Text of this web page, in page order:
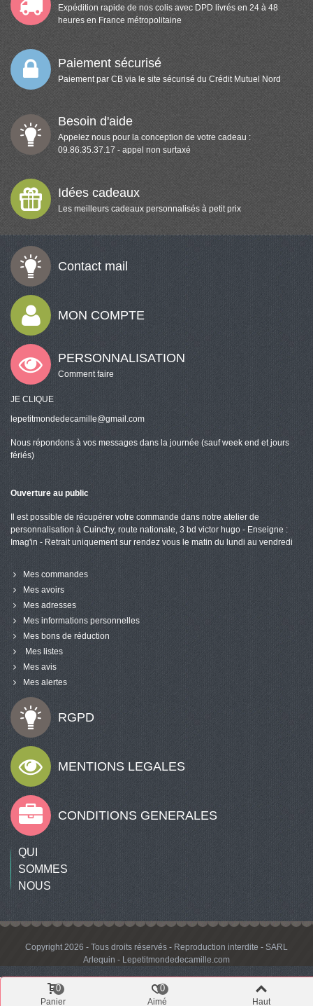
Expédition rapide de nos colis avec DPD livrés en 24 à 48
heures en France métropolitaine
Paiement sécurisé
Paiement par CB via le site sécurisé du Crédit Mutuel Nord
Besoin d'aide
Appelez nous pour la conception de votre cadeau :
09.86.35.37.17 - appel non surtaxé
Idées cadeaux
Les meilleurs cadeaux personnalisés à petit prix
Contact mail
MON COMPTE
PERSONNALISATION
Comment faire
JE CLIQUE
RGPD
MENTIONS LEGALES
CONDITIONS GENERALES
QUI
SOMMES
NOUS
lepetitmondedecamille@gmail.com
Nous répondons à vos messages dans la journée (sauf week end et jours
fériés)
Ouverture au public
Il est possible de récupérer votre commande dans notre atelier de
personnalisation à Cuinchy, route nationale, 3 bd victor hugo - Enseigne :
Imag'in - Retrait uniquement sur rendez vous le matin du lundi au vendredi
Mes commandes
Mes avoirs
Mes adresses
Mes informations personnelles
Mes bons de réduction
Mes listes
Mes avis
Mes alertes
Copyright 2026 - Tous droits réservés - Reproduction interdite - SARL
Arlequin - Lepetitmondedecamille.com
Panier
0
Aimé
0
Haut